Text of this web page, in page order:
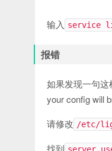
输入 service
报错
如果发现一句这
your config will
请修改 /etc/
找到